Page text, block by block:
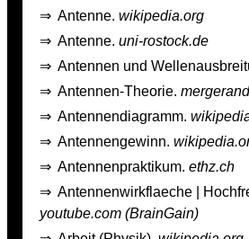
⇒ Antenne. wikipedia.org
⇒ Antenne. uni-rostock.de
⇒ Antennen und
⇒ Antennen-Theorie.
⇒ Antennendiagramm.
⇒ Antennengewinn.
⇒ Antennenpraktikum. ethz.ch
⇒ Antennenwirkflaeche |
youtube.com (BrainGain)